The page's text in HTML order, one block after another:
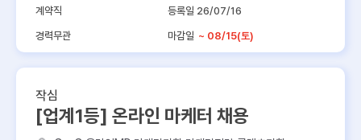
계약직 등록일 26/07/16
경력무관 마감일 ~ 08/15(토)
작심
[업계1등] 온라인 마케터 채용